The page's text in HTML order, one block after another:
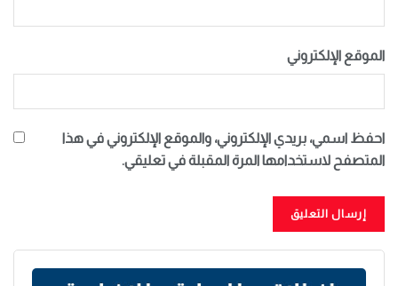
الموقع الإلكتروني
احفظ اسمي، بريدي الإلكتروني، والموقع الإلكتروني في هذا
المتصفح لاستخدامها المرة المقبلة في تعليقي.